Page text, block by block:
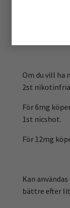
Om du vill ha
2st
För 6mg
1st nicshot.
För 12mg
Kan
bättre efter